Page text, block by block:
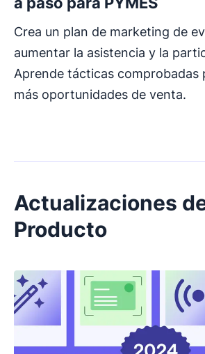
Crea un plan de marketing de
aumentar la asistencia y la
Aprende tácticas comprobadas
más oportunidades de venta.
Actualizaciones
Producto